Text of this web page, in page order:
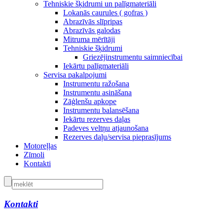
Tehniskie šķidrumi un palīgmateriāli
Lokanās caurules ( gofras )
Abrazīvās slīpripas
Abrazīvās galodas
Mitruma mērītāji
Tehniskie šķidrumi
Griezējinstrumentu saimniecībai
Iekārtu palīgmateriāli
Servisa pakalpojumi
Instrumentu ražošana
Instrumentu asināšana
Zāģlenšu apkope
Instrumentu balansēšana
Iekārtu rezerves daļas
Padeves veltņu atjaunošana
Rezerves daļu/servisa pieprasījums
Motoreļļas
Zīmoli
Kontakti
Kontakti